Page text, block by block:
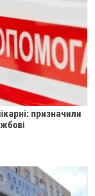
призначили